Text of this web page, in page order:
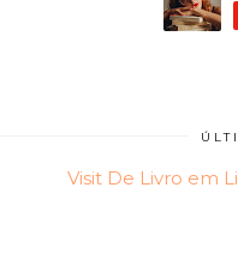
Visit De Livro em